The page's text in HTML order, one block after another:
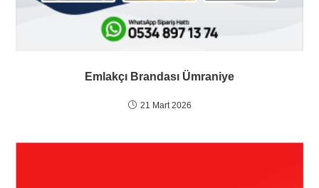
Emlakçı Brandası Ümraniye
21 Mart 2026